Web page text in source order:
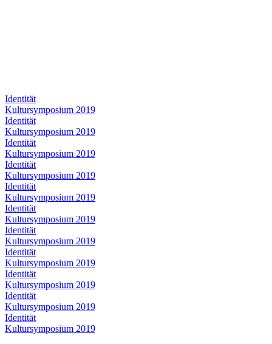
Identität
Kultursymposium 2019
Identität
Kultursymposium 2019
Identität
Kultursymposium 2019
Identität
Kultursymposium 2019
Identität
Kultursymposium 2019
Identität
Kultursymposium 2019
Identität
Kultursymposium 2019
Identität
Kultursymposium 2019
Identität
Kultursymposium 2019
Identität
Kultursymposium 2019
Identität
Kultursymposium 2019